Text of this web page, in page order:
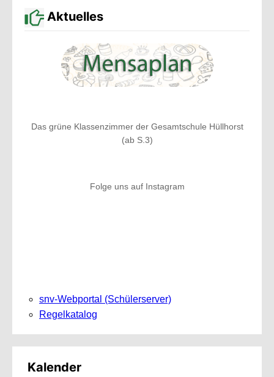
Aktuelles
Das grüne Klassenzimmer der Gesamtschule Hüllhorst
(ab S.3)
Folge uns auf Instagram
snv-Webportal (Schülerserver)
Regelkatalog
Kalender